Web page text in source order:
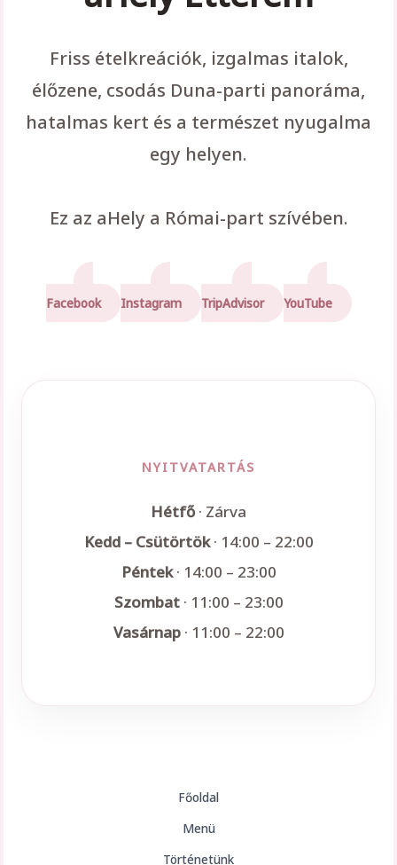
Friss ételkreációk, izgalmas italok,
élőzene, csodás Duna-parti panoráma,
hatalmas kert és a természet nyugalma
egy helyen.
Ez az aHely a Római-part szívében.
Facebook Instagram TripAdvisor YouTube
NYITVATARTÁS
Hétfő· Zárva
Kedd – Csütörtök· 14:00 – 22:00
Péntek· 14:00 – 23:00
Szombat· 11:00 – 23:00
Vasárnap· 11:00 – 22:00
Főoldal
Menü
Történetünk